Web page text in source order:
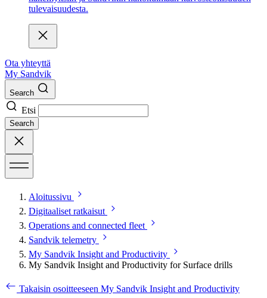
tulevaisuudesta.
Ota yhteyttä
My Sandvik
Search
Etsi
Search
Aloitussivu
Digitaaliset ratkaisut
Operations and connected fleet
Sandvik telemetry
My Sandvik Insight and Productivity
My Sandvik Insight and Productivity for Surface drills
Takaisin osoitteeseen My Sandvik Insight and Productivity